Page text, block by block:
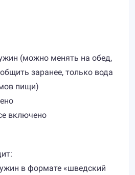
(можно менять на обед,
заранее, только вода
пищи)
включено
в формате «шведский